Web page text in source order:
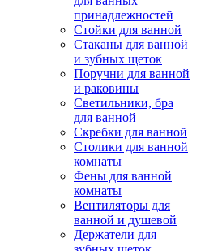
принадлежностей
Стойки для ванной
Стаканы для ванной
и зубных щеток
Поручни для ванной
и раковины
Светильники, бра
для ванной
Скребки для ванной
Столики для ванной
комнаты
Фены для ванной
комнаты
Вентиляторы для
ванной и душевой
Держатели для